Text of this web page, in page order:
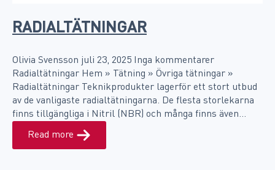
RADIALTÄTNINGAR
Olivia Svensson juli 23, 2025
Inga kommentarer
Radialtätningar Hem » Tätning » Övriga tätningar »
Radialtätningar Teknikprodukter lagerför ett stort utbud
av de vanligaste radialtätningarna. De flesta storlekarna
finns tillgängliga i Nitril (NBR) och många finns även…
Read more